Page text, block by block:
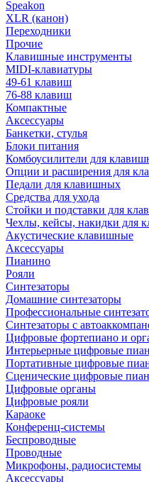
Speakon
XLR (канон)
Переходники
Прочие
Клавишные инструменты
MIDI-клавиатуры
49-61 клавиш
76-88 клавиш
Компактные
Аксессуары
Банкетки, стулья
Блоки питания
Комбоусилители для
Опции и расширения для
Педали для клавишных
Средства для ухода
Стойки и подставки для
Чехлы, кейсы, накидки для
Акустические клавишные
Аксессуары
Пианино
Рояли
Синтезаторы
Домашние синтезаторы
Профессиональные
Синтезаторы с
Цифровые фортепиано и
Интерьерные цифровые
Портативные цифровые
Сценические цифровые
Цифровые органы
Цифровые рояли
Караоке
Конференц-системы
Беспроводные
Проводные
Микрофоны, радиосистемы
Аксессуары